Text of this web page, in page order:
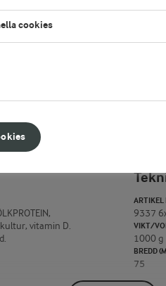
vitamin D.
ARTIKEL
9337
VIKT/
1000 g
BREDD
75
cookies